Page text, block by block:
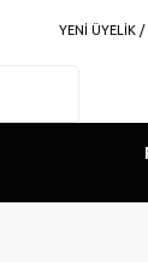
YENİ ÜYELİK /